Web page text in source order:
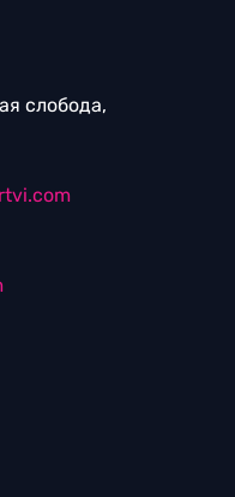
слобода,